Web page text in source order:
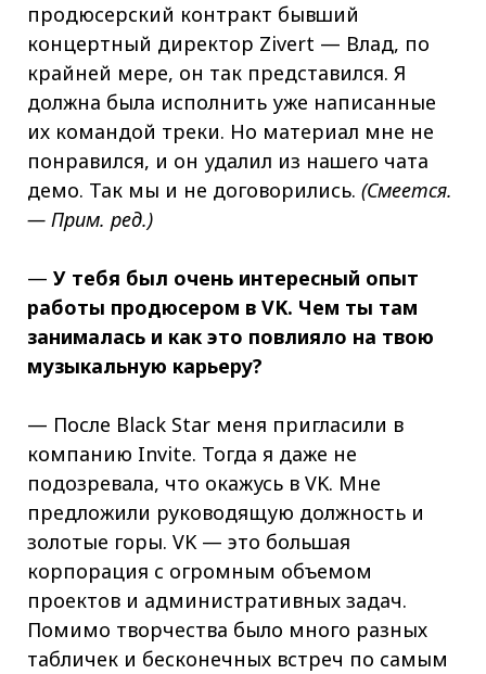
продюсерский контракт бывший
концертный директор Zivert — Влад, по
крайней мере, он так представился. Я
должна была исполнить уже написанные
их командой треки. Но материал мне не
понравился, и он удалил из нашего чата
демо. Так мы и не договорились. (Смеется.
— Прим. ред.)
— У тебя был очень интересный опыт
работы продюсером в VK. Чем ты там
занималась и как это повлияло на твою
музыкальную карьеру?
— После Black Star меня пригласили в
компанию Invite. Тогда я даже не
подозревала, что окажусь в VK. Мне
предложили руководящую должность и
золотые горы. VK — это большая
корпорация с огромным объемом
проектов и административных задач.
Помимо творчества было много разных
табличек и бесконечных встреч по самым